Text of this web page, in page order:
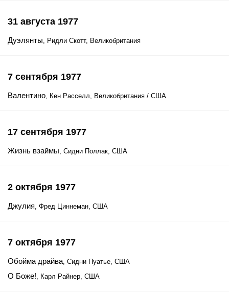
31 августа 1977
Дуэлянты, Ридли Скотт, Великобритания
7 сентября 1977
Валентино, Кен Расселл, Великобритания / США
17 сентября 1977
Жизнь взаймы, Сидни Поллак, США
2 октября 1977
Джулия, Фред Циннеман, США
7 октября 1977
Обойма драйва, Сидни Пуатье, США
О Боже!, Карл Райнер, США